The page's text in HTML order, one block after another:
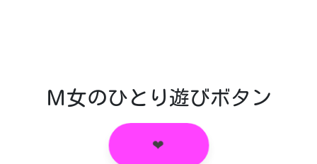
Ｍ女のひとり遊びボタン
❤︎